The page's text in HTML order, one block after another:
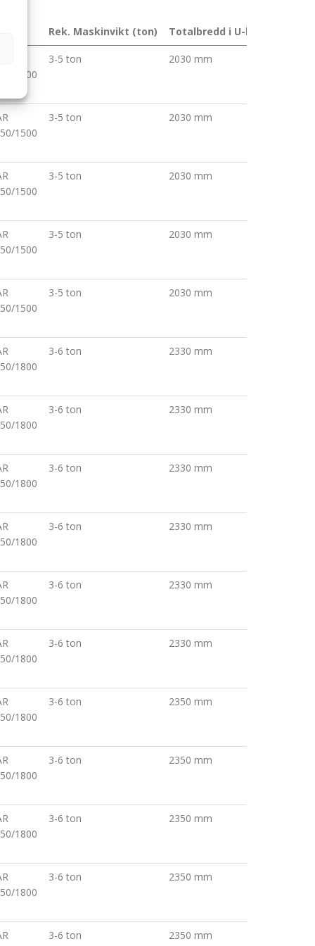
Rek. Maskinvikt (ton) Totalbredd i U-läge (mm)
1500
3-5 ton 2030 mm
1500
3-5 ton 2030 mm
1500
3-5 ton 2030 mm
1500
3-5 ton 2030 mm
1500
3-5 ton 2030 mm
1800
3-6 ton 2330 mm
1800
3-6 ton 2330 mm
1800
3-6 ton 2330 mm
1800
3-6 ton 2330 mm
1800
3-6 ton 2330 mm
1800
3-6 ton 2330 mm
1800
3-6 ton 2350 mm
1800
3-6 ton 2350 mm
1800
3-6 ton 2350 mm
1800
3-6 ton 2350 mm
3-6 ton 2350 mm